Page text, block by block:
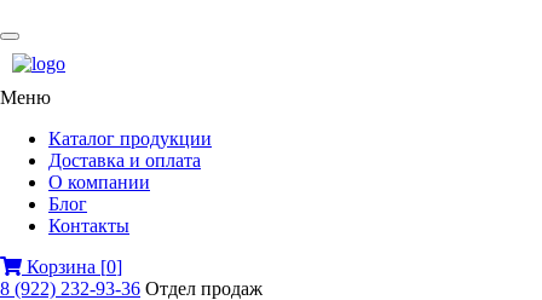
Меню
Каталог продукции
Доставка и оплата
О компании
Блог
Контакты
Корзина [0]
8 (922) 232-93-36 Отдел продаж